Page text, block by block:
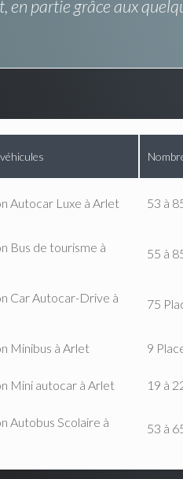
en partie grâce aux
Autocar Luxe à Arlet 53 à
Bus de tourisme à
55 à
Car Autocar-Drive à
75
Minibus à Arlet 9
Mini autocar à Arlet 19 à
Autobus Scolaire à
53 à